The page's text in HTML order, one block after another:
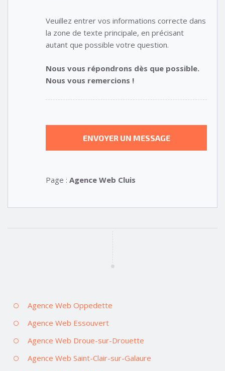
Veuillez entrer vos informations correcte dans
la zone de texte principale, en précisant
autant que possible votre question.
Nous vous répondrons dès que possible.
Nous vous remercions !
Page : Agence Web Cluis
Agence Web Oppedette
Agence Web Essouvert
Agence Web Droue-sur-Drouette
Agence Web Saint-Clair-sur-Galaure